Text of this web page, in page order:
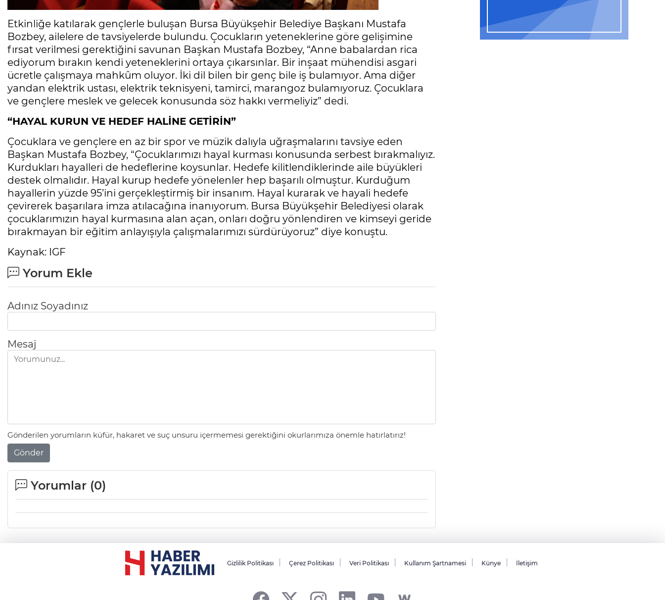
Etkinliğe katılarak gençlerle buluşan Bursa Büyükşehir Belediye Başkanı Mustafa
Bozbey, ailelere de tavsiyelerde bulundu. Çocukların yeteneklerine göre gelişimine
fırsat verilmesi gerektiğini savunan Başkan Mustafa Bozbey, “Anne babalardan rica
ediyorum bırakın kendi yeteneklerini ortaya çıkarsınlar. Bir inşaat mühendisi asgari
ücretle çalışmaya mahkûm oluyor. İki dil bilen bir genç bile iş bulamıyor. Ama diğer
yandan elektrik ustası, elektrik teknisyeni, tamirci, marangoz bulamıyoruz. Çocuklara
ve gençlere meslek ve gelecek konusunda söz hakkı vermeliyiz” dedi.
“HAYAL KURUN VE HEDEF HALİNE GETİRİN”
Çocuklara ve gençlere en az bir spor ve müzik dalıyla uğraşmalarını tavsiye eden
Başkan Mustafa Bozbey, “Çocuklarımızı hayal kurması konusunda serbest bırakmalıyız.
Kurdukları hayalleri de hedeflerine koysunlar. Hedefe kilitlendiklerinde aile büyükleri
destek olmalıdır. Hayal kurup hedefe yönelenler hep başarılı olmuştur. Kurduğum
hayallerin yüzde 95’ini gerçekleştirmiş bir insanım. Hayal kurarak ve hayali hedefe
çevirerek başarılara imza atılacağına inanıyorum. Bursa Büyükşehir Belediyesi olarak
çocuklarımızın hayal kurmasına alan açan, onları doğru yönlendiren ve kimseyi geride
bırakmayan bir eğitim anlayışıyla çalışmalarımızı sürdürüyoruz” diye konuştu.
Kaynak: IGF
Yorum Ekle
Adınız Soyadınız
Mesaj
Gönderilen yorumların küfür, hakaret ve suç unsuru içermemesi gerektiğini okurlarımıza önemle hatırlatırız!
Gönder
Yorumlar (0)
Gizlilik Politikası Çerez Politikası Veri Politikası Kullanım Şartnamesi Künye İletişim